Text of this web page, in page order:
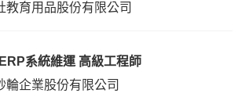
教育用品股份有限公司
系統維運 高級工程師
輪企業股份有限公司